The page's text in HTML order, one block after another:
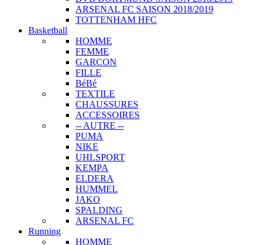
ARSENAL FC SAISON 2018/2019
TOTTENHAM HFC
Basketball
HOMME
FEMME
GARCON
FILLE
BéBé
TEXTILE
CHAUSSURES
ACCESSOIRES
-- AUTRE --
PUMA
NIKE
UHLSPORT
KEMPA
ELDERA
HUMMEL
JAKO
SPALDING
ARSENAL FC
Running
HOMME